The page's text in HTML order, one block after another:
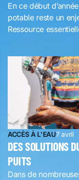
En ce début
potable reste un
Ressource
ACCÈS À L'EAU7 avril
DES SOLUTIONS
PUITS
Dans de